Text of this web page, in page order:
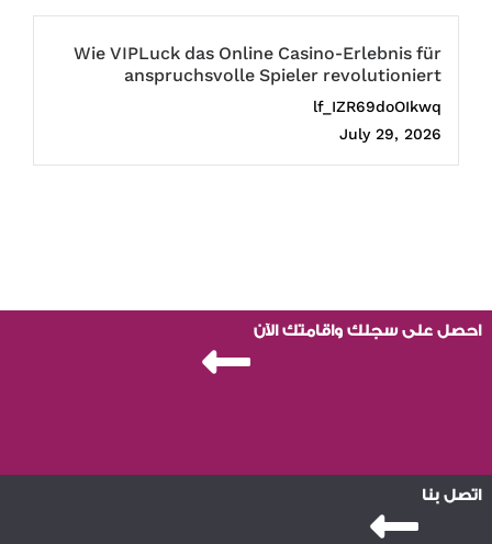
Wie VIPLuck das Online Casino-Erlebnis für
anspruchsvolle Spieler revolutioniert
lf_IZR69doOIkwq
July 29, 2026
احصل على سجلك واقامتك الآن
اتصل بنا